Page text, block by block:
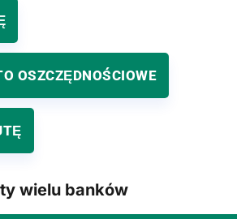
OSZCZĘDNOŚCIOWE
wielu banków